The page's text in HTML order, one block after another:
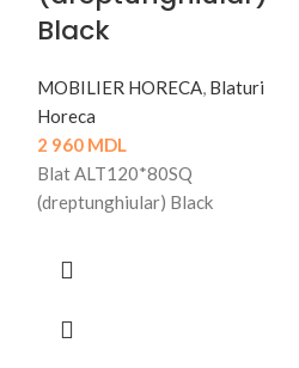
Black
MOBILIER HORECA, Blaturi
Horeca
2 960 MDL
Blat ALT120*80SQ
(dreptunghiular) Black